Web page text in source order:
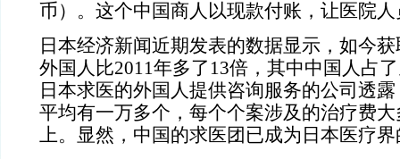
币）。这个中国商人以现款付账，让医院
日本经济新闻近期发表的数据显示，如今
外国人比2011年多了13倍，其中中国人占
日本求医的外国人提供咨询服务的公司透
平均有一万多个，每个个案涉及的治疗费
上。显然，中国的求医团已成为日本医疗